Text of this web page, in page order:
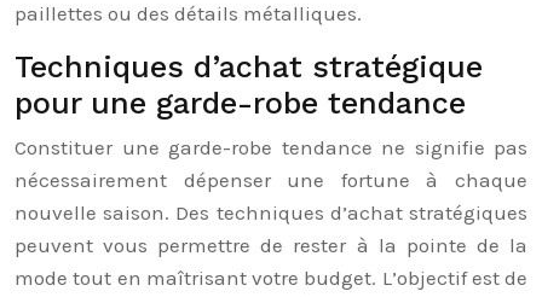
paillettes ou des détails métalliques.
Techniques d’achat stratégique
pour une garde-robe tendance
Constituer une garde-robe tendance ne signifie pas
nécessairement dépenser une fortune à chaque
nouvelle saison. Des techniques d’achat stratégiques
peuvent vous permettre de rester à la pointe de la
mode tout en maîtrisant votre budget. L’objectif est de